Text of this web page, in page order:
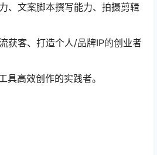
、文案脚本撰写能力、拍摄剪辑
获客、打造个人/品牌IP的创业者
具高效创作的实践者。